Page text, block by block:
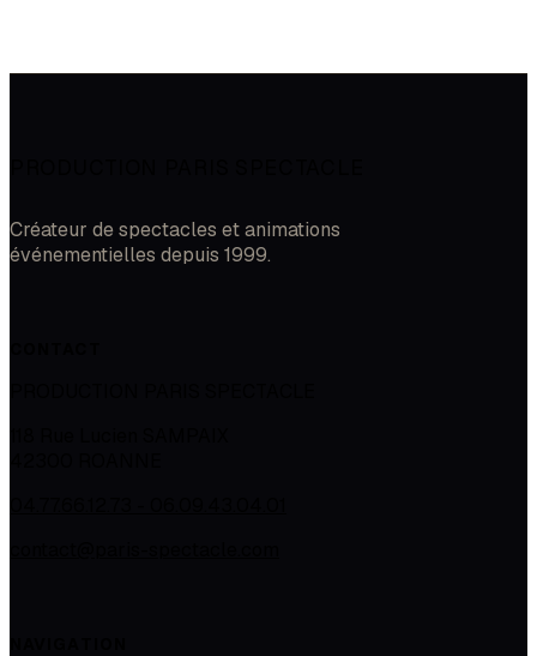
Créateur de spectacles et animations
événementielles depuis 1999.